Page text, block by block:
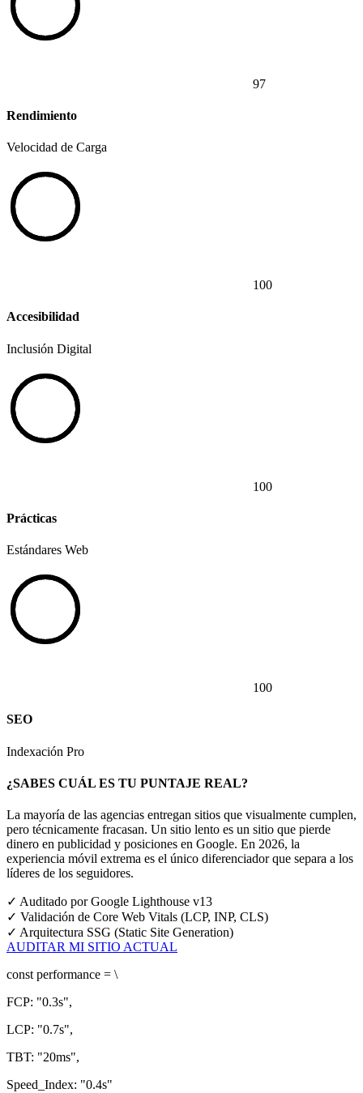
97
Rendimiento
Velocidad de Carga
100
Accesibilidad
Inclusión Digital
100
Prácticas
Estándares Web
100
SEO
Indexación Pro
¿SABES CUÁL ES TU PUNTAJE REAL?
La mayoría de las agencias entregan sitios que visualmente cumplen,
pero técnicamente fracasan. Un sitio lento es un sitio que pierde
dinero en publicidad y posiciones en Google. En 2026, la
experiencia móvil extrema es el único diferenciador que separa a los
líderes de los seguidores.
✓ Auditado por Google Lighthouse v13
✓ Validación de Core Web Vitals (LCP, INP, CLS)
✓ Arquitectura SSG (Static Site Generation)
AUDITAR MI SITIO ACTUAL
const performance = \
FCP: "0.3s",
LCP: "0.7s",
TBT: "20ms",
Speed_Index: "0.4s"